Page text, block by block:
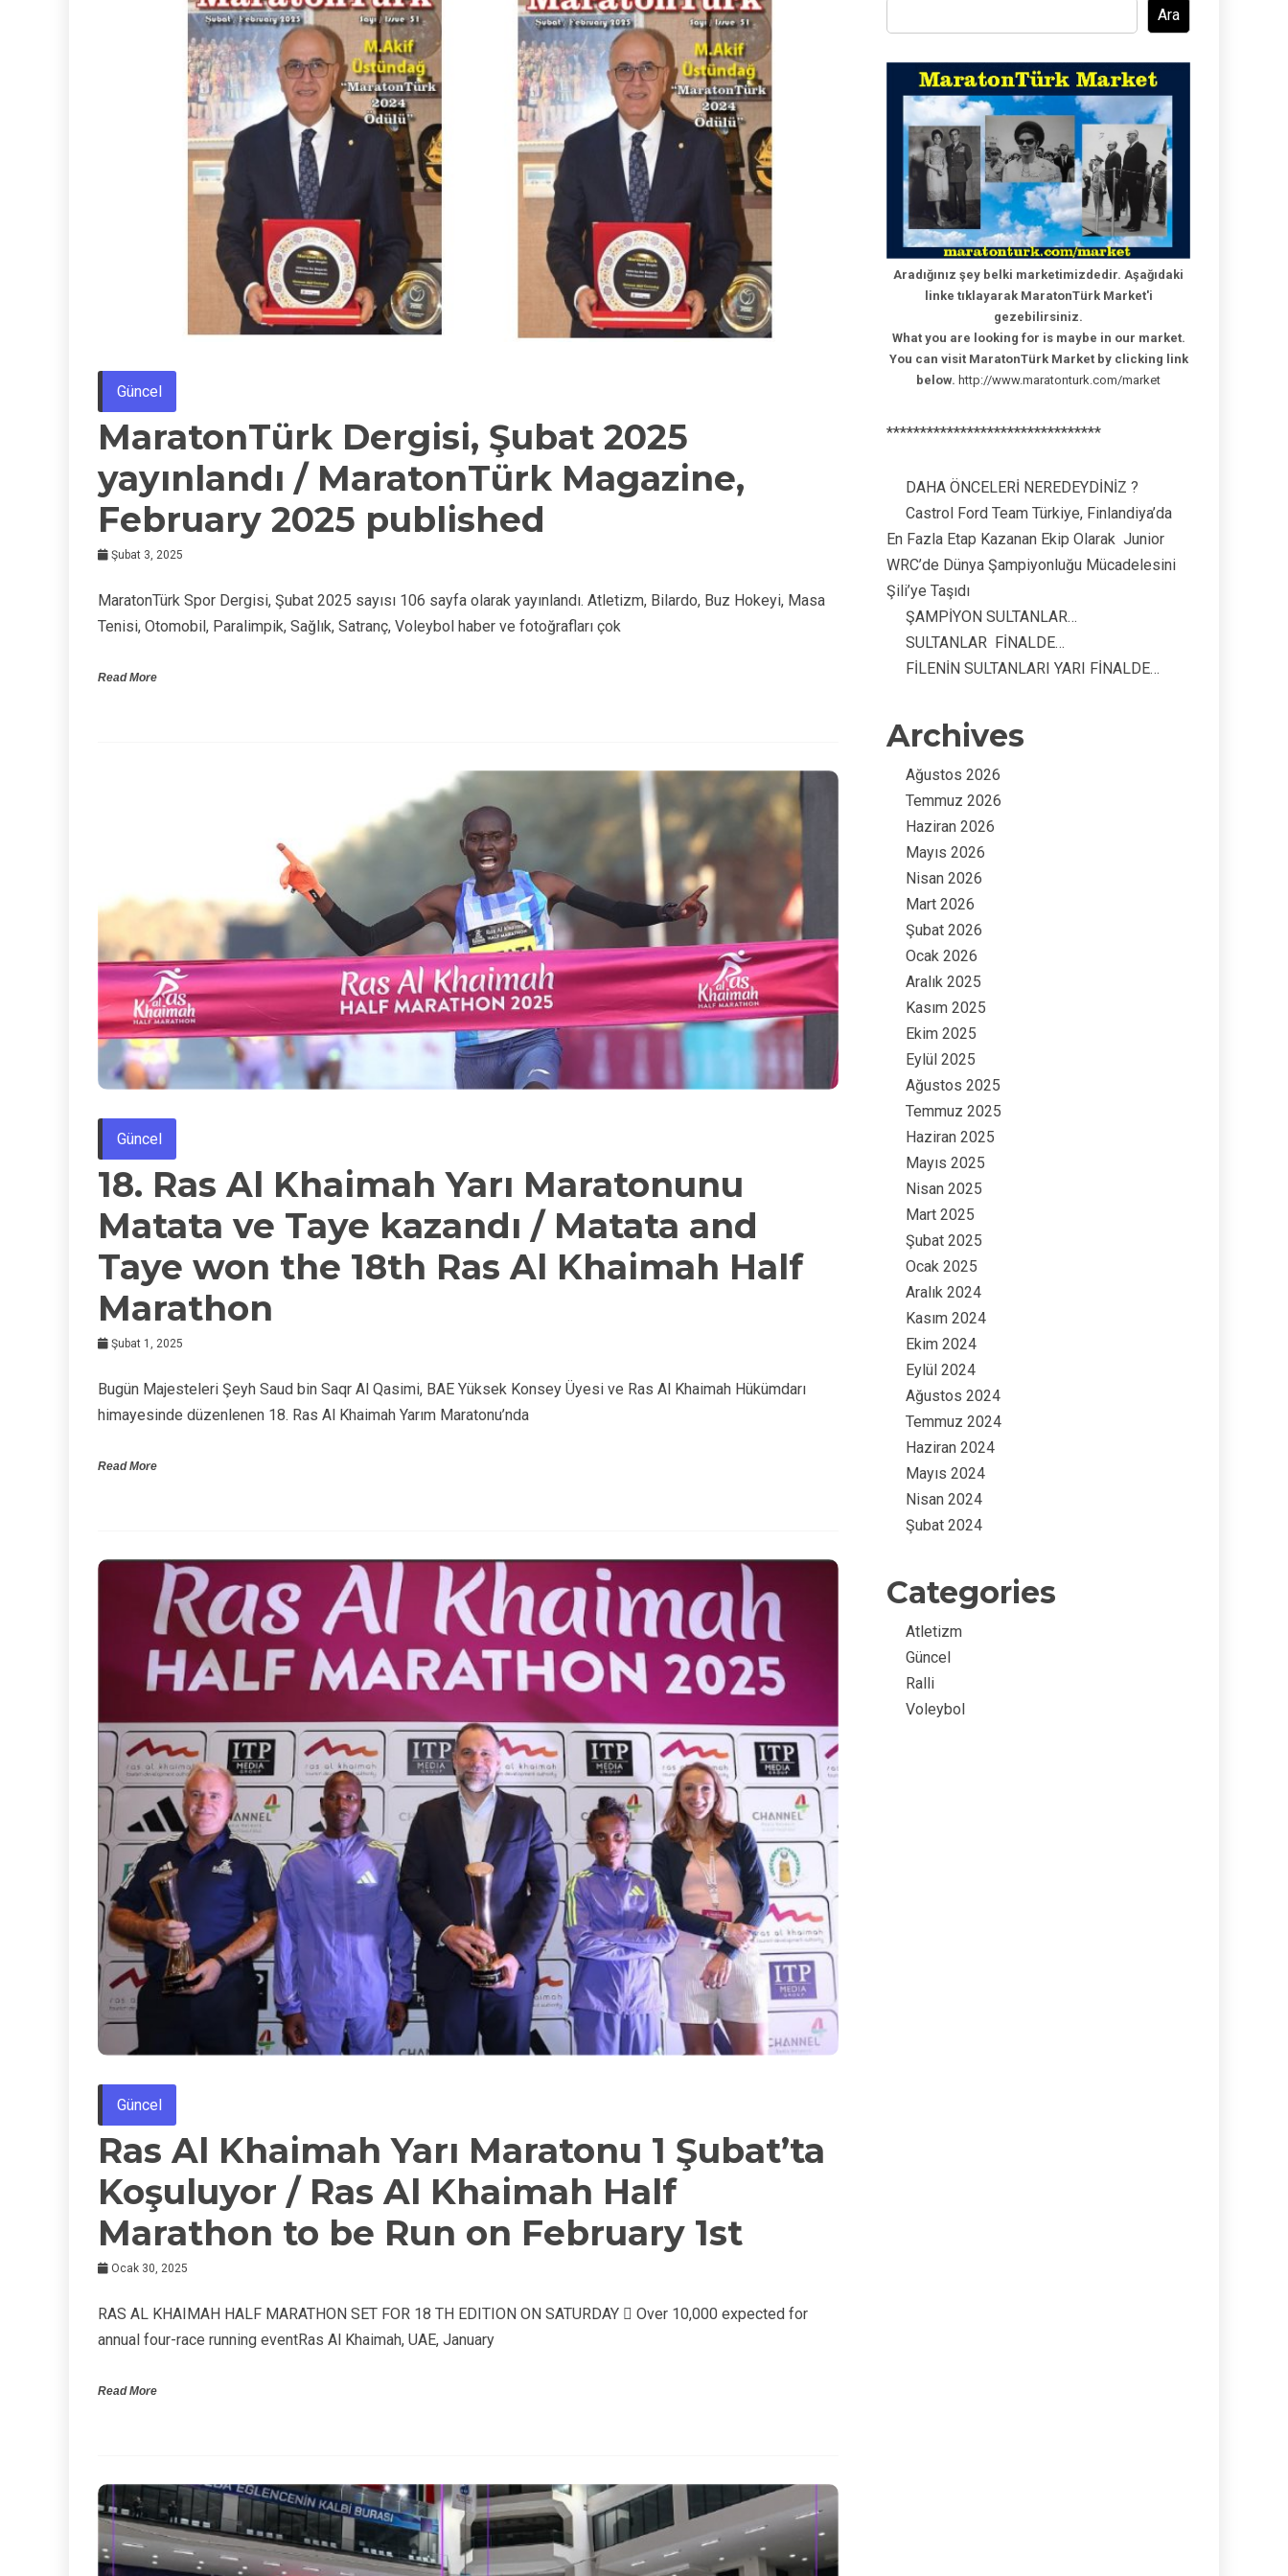
Güncel
MaratonTürk Dergisi, Şubat 2025
yayınlandı / MaratonTürk Magazine,
February 2025 published
Şubat 3, 2025
MaratonTürk Spor Dergisi, Şubat 2025 sayısı 106 sayfa olarak yayınlandı. Atletizm, Bilardo, Buz Hokeyi, Masa
Tenisi, Otomobil, Paralimpik, Sağlık, Satranç, Voleybol haber ve fotoğrafları çok
Read More
Güncel
18. Ras Al Khaimah Yarı Maratonunu
Matata ve Taye kazandı / Matata and
Taye won the 18th Ras Al Khaimah Half
Marathon
Şubat 1, 2025
Bugün Majesteleri Şeyh Saud bin Saqr Al Qasimi, BAE Yüksek Konsey Üyesi ve Ras Al Khaimah Hükümdarı
himayesinde düzenlenen 18. Ras Al Khaimah Yarım Maratonu’nda
Read More
Güncel
Ras Al Khaimah Yarı Maratonu 1 Şubat’ta
Koşuluyor / Ras Al Khaimah Half
Marathon to be Run on February 1st
Ocak 30, 2025
RAS AL KHAIMAH HALF MARATHON SET FOR 18 TH EDITION ON SATURDAY  Over 10,000 expected for
annual four-race running eventRas Al Khaimah, UAE, January
Read More
Ara
Aradığınız şey belki marketimizdedir. Aşağıdaki
linke tıklayarak MaratonTürk Market'i
gezebilirsiniz.
What you are looking for is maybe in our market.
You can visit MaratonTürk Market by clicking link
below. http://www.maratonturk.com/market
********************************
DAHA ÖNCELERİ NEREDEYDİNİZ ?
Castrol Ford Team Türkiye, Finlandiya’da
En Fazla Etap Kazanan Ekip Olarak Junior
WRC’de Dünya Şampiyonluğu Mücadelesini
Şili’ye Taşıdı
ŞAMPİYON SULTANLAR…
SULTANLAR FİNALDE…
FİLENİN SULTANLARI YARI FİNALDE…
Archives
Ağustos 2026
Temmuz 2026
Haziran 2026
Mayıs 2026
Nisan 2026
Mart 2026
Şubat 2026
Ocak 2026
Aralık 2025
Kasım 2025
Ekim 2025
Eylül 2025
Ağustos 2025
Temmuz 2025
Haziran 2025
Mayıs 2025
Nisan 2025
Mart 2025
Şubat 2025
Ocak 2025
Aralık 2024
Kasım 2024
Ekim 2024
Eylül 2024
Ağustos 2024
Temmuz 2024
Haziran 2024
Mayıs 2024
Nisan 2024
Şubat 2024
Categories
Atletizm
Güncel
Ralli
Voleybol